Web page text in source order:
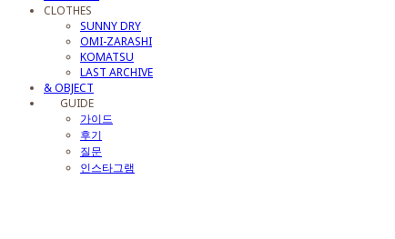
CLOTHES
SUNNY DRY
OMI-ZARASHI
KOMATSU
LAST ARCHIVE
& OBJECT
⠀⠀GUIDE
가이드
후기
질문
인스타그램